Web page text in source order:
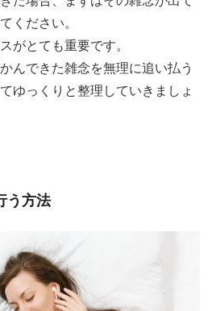
ください。
がとても重要です。
んできた雑念を無理に追い払う
ゆっくりと整理していきましょ
う方法